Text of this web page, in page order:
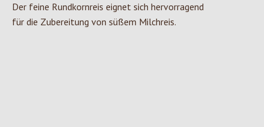
Der feine Rundkornreis eignet sich hervorragend
für die Zubereitung von süßem Milchreis.